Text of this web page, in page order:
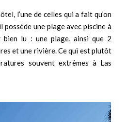
l’une de celles qui a fait qu’on
possède une plage avec piscine à
bien lu : une plage, ainsi que 2
et une rivière. Ce qui est plutôt
souvent extrêmes à Las